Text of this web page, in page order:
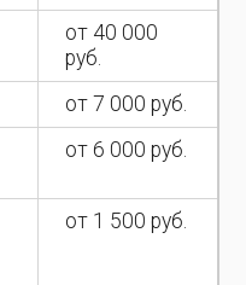
от 40 000
руб.
от 7 000 руб.
от 6 000 руб.
от 1 500 руб.